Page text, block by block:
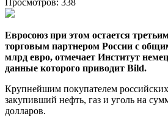
Евросоюз при этом остается
торговым партнером России с
млрд евро, отмечает Институт
данные которого приводит Bild.
Крупнейшим покупателем
закупивший нефть, газ и уголь на
долларов.